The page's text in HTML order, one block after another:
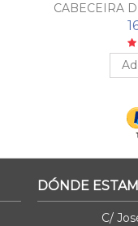
CABECEIRA
DÓNDE
C/